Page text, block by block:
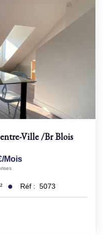
Ville/brBlois
mois
Réf : 5073